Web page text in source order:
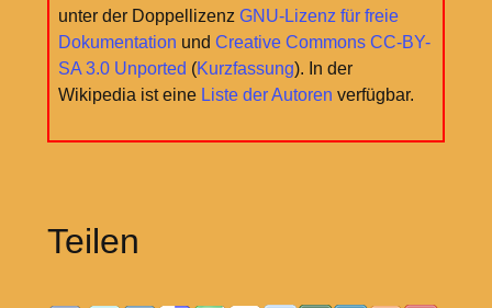
unter der Doppellizenz GNU-Lizenz für freie
Dokumentation und Creative Commons CC-BY-
SA 3.0 Unported (Kurzfassung). In der
Wikipedia ist eine Liste der Autoren verfügbar.
Teilen